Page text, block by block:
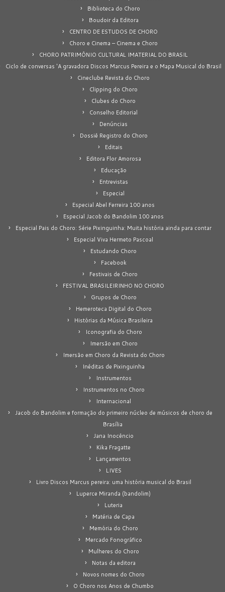
Biblioteca do Choro
Boudoir da Editora
CENTRO DE ESTUDOS DE CHORO
Choro e Cinema – Cinema e Choro
CHORO PATRIMÔNIO CULTURAL IMATERIAL DO BRASIL
Ciclo de conversas 'A gravadora Discos Marcus Pereira e o Mapa Musical do Brasil
Cineclube Revista do Choro
Clipping do Choro
Clubes do Choro
Conselho Editorial
Denúncias
Dossiê Registro do Choro
Editais
Editora Flor Amorosa
Educação
Entrevistas
Especial
Especial Abel Ferreira 100 anos
Especial Jacob do Bandolim 100 anos
Especial Pais do Choro: Série Pixinguinha: Muita história ainda para contar
Especial Viva Hermeto Pascoal
Estudando Choro
Facebook
Festivais de Choro
FESTIVAL BRASILEIRINHO NO CHORO
Grupos de Choro
Hemeroteca Digital do Choro
Histórias da Música Brasileira
Iconografia do Choro
Imersão em Choro
Imersão em Choro da Revista do Choro
Inéditas de Pixinguinha
Instrumentos
Instrumentos no Choro
Internacional
Jacob do Bandolim e formação do primeiro núcleo de músicos de choro de
Brasília
Jana Inocêncio
Kika Fragatte
Lançamentos
LIVES
Livro Discos Marcus pereira: uma história musical do Brasil
Luperce Miranda (bandolim)
Luteria
Matéria de Capa
Memória do Choro
Mercado Fonográfico
Mulheres do Choro
Notas da editora
Novos nomes do Choro
O Choro nos Anos de Chumbo